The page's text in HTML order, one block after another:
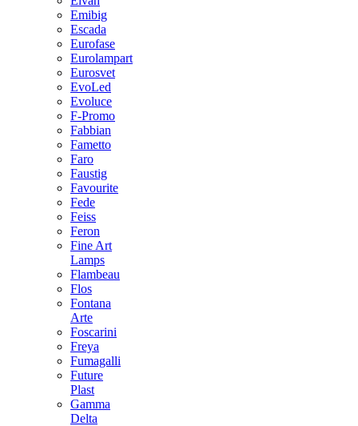
Emibig
Escada
Eurofase
Eurolampart
Eurosvet
EvoLed
Evoluce
F-Promo
Fabbian
Fametto
Faro
Faustig
Favourite
Fede
Feiss
Feron
Fine Art
Lamps
Flambeau
Flos
Fontana
Arte
Foscarini
Freya
Fumagalli
Future
Plast
Gamma
Delta